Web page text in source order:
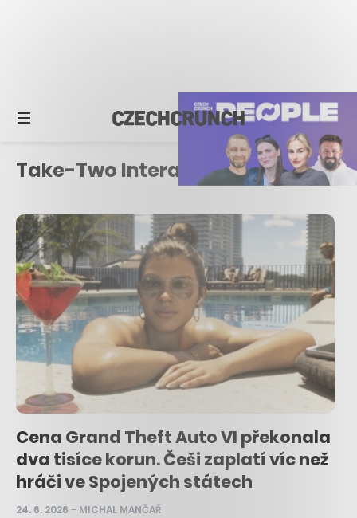
Take-Two Interactive
Cena Grand Theft Auto VI překonala
dva tisíce korun. Češi zaplatí víc než
hráči ve Spojených státech
24. 6. 2026 – MICHAL MANČAŘ